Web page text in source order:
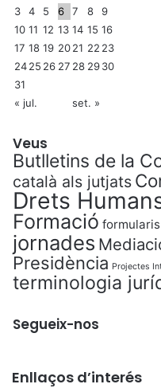
3
4 5 6 7 8
9
10 11 12 13 14 15 16
17 18 19 2021 22 23
2425 26 27 28 2930
31
« jul.
set. »
Veus
Butlletins de la
català als jutjats
Drets
Formació
jornades
Presidència Projectes
terminologia
Segueix-nos
Enllaços d’interés